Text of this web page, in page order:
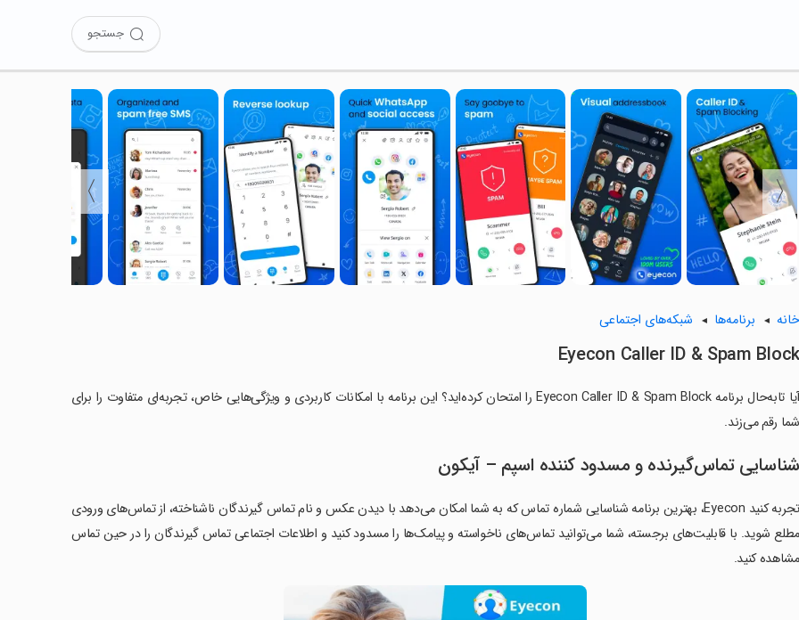
جستجو
〈
〉
خانه برنامه‌ها شبکه‌های اجتماعی
Eyecon Caller ID & Spam Block
آیا تابه‌حال برنامه Eyecon Caller ID & Spam Block را امتحان کرده‌اید؟ این برنامه با امکانات کاربردی و ویژگی‌هایی خاص، تجربه‌ای متفاوت را برای
شما رقم می‌زند.
شناسایی تماس‌گیرنده و مسدود کننده اسپم – آیکون
تجربه کنید Eyecon، بهترین برنامه شناسایی شماره تماس که به شما امکان می‌دهد با دیدن عکس و نام تماس گیرندگان ناشناخته، از تماس‌های ورودی
مطلع شوید. با قابلیت‌های برجسته، شما می‌توانید تماس‌های ناخواسته و پیامک‌ها را مسدود کنید و اطلاعات اجتماعی تماس گیرندگان را در حین تماس
مشاهده کنید.